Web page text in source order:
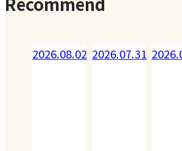
2026.07.31 2026.08.02